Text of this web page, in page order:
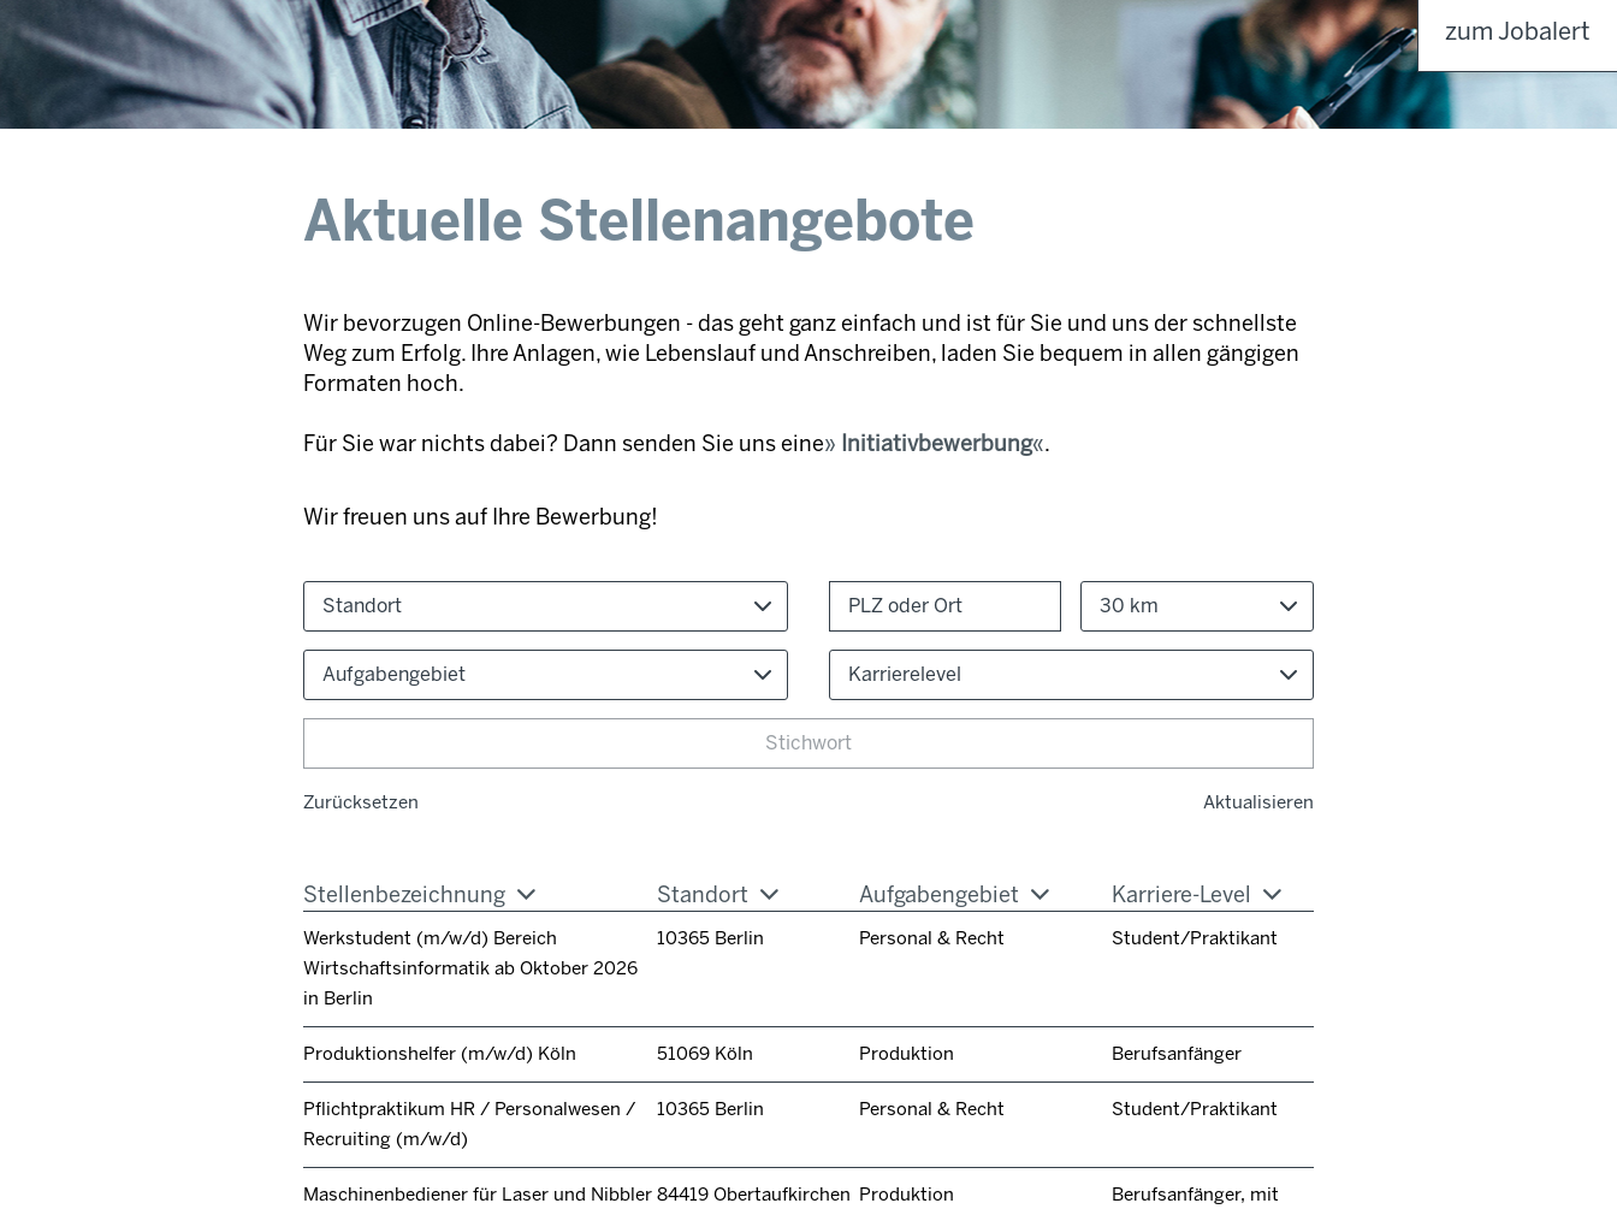
Aktuelle Stellenangebote
Wir bevorzugen Online-Bewerbungen - das geht ganz einfach und ist für Sie und uns der schnellste
Weg zum Erfolg. Ihre Anlagen, wie Lebenslauf und Anschreiben, laden Sie bequem in allen gängigen
Formaten hoch.
Für Sie war nichts dabei? Dann senden Sie uns eine Initiativbewerbung .
Wir freuen uns auf Ihre Bewerbung!
Standort 30 km
Aufgabengebiet Karrierelevel
Zurücksetzen Aktualisieren
Stellenbezeichnung Standort Aufgabengebiet Karriere-Level
Werkstudent (m/w/d) Bereich
Wirtschaftsinformatik ab Oktober 2026
in Berlin
10365 Berlin Personal & Recht Student/Praktikant
Produktionshelfer (m/w/d) Köln 51069 Köln Produktion Berufsanfänger
Pflichtpraktikum HR / Personalwesen /
Recruiting (m/w/d)
10365 Berlin Personal & Recht Student/Praktikant
Maschinenbediener für Laser und Nibbler 84419 Obertaufkirchen Produktion
Berufsanfänger, mit
zum Jobalert